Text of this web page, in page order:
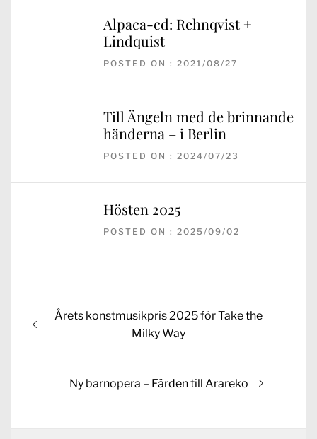
Alpaca-cd: Rehnqvist +
Lindquist
POSTED ON : 2021/08/27
Till Ängeln med de brinnande
händerna – i Berlin
POSTED ON : 2024/07/23
Hösten 2025
POSTED ON : 2025/09/02
Inläggsnavigering
Previous
Årets konstmusikpris 2025 för Take the
Milky Way
Next
Ny barnopera – Färden till Arareko